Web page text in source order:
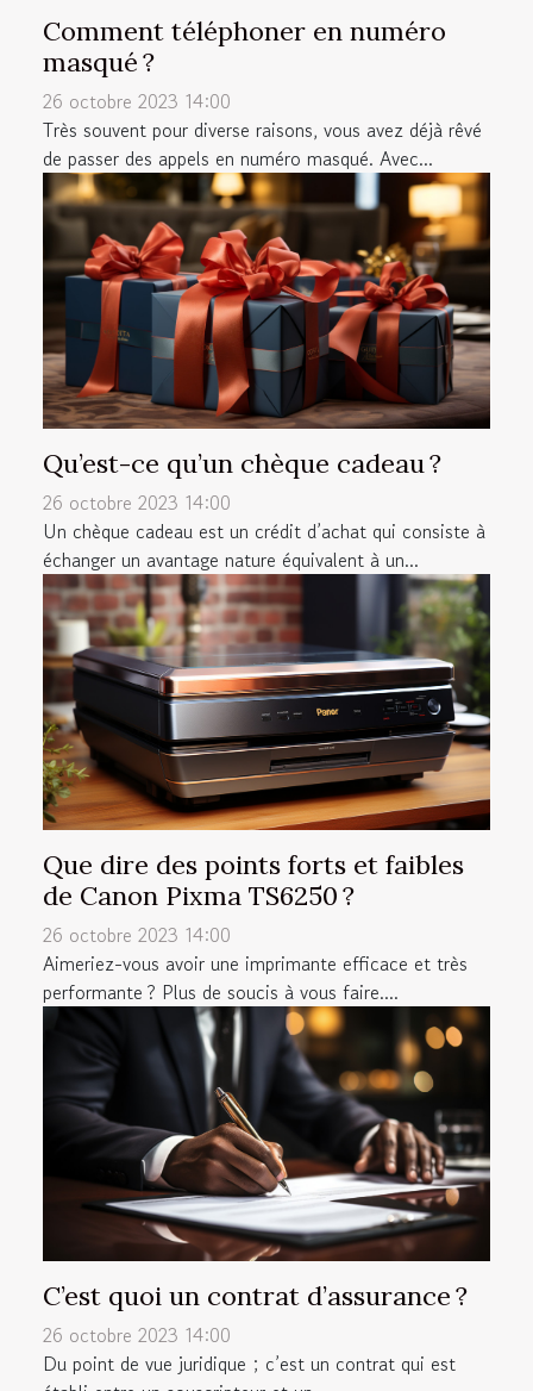
Comment téléphoner en numéro
masqué ?
26 octobre 2023 14:00
Très souvent pour diverse raisons, vous avez déjà rêvé
de passer des appels en numéro masqué. Avec...
Qu’est-ce qu’un chèque cadeau ?
26 octobre 2023 14:00
Un chèque cadeau est un crédit d’achat qui consiste à
échanger un avantage nature équivalent à un...
Que dire des points forts et faibles
de Canon Pixma TS6250 ?
26 octobre 2023 14:00
Aimeriez-vous avoir une imprimante efficace et très
performante ? Plus de soucis à vous faire....
C’est quoi un contrat d’assurance ?
26 octobre 2023 14:00
Du point de vue juridique ; c’est un contrat qui est